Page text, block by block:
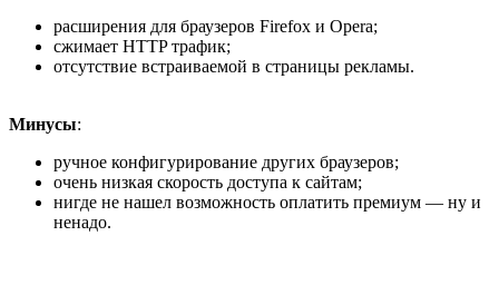
расширения для браузеров Firefox и Opera;
сжимает HTTP трафик;
отсутствие встраиваемой в страницы рекламы.
Минусы:
ручное конфигурирование других браузеров;
очень низкая скорость доступа к сайтам;
нигде не нашел возможность оплатить премиум — ну и
ненадо.